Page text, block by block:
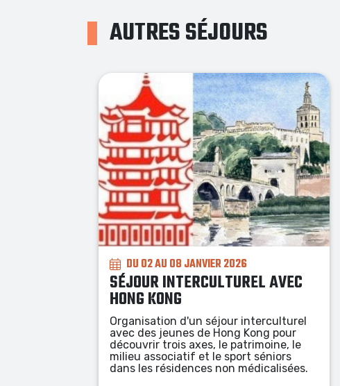
AUTRES SÉJOURS
DU 06 AU 26 JUILLET 2026 (ACTIVITÉS +
NUITÉES + PENSION COMPLÈTE)
LES COLONIES DU FESTIVAL
À la découverte du Festival Avignon et
Villeneuve en Scène, les jeunes
découvriront les places emblématiques
du centre ville, les pièces de théâtre,
iront à la rencontre des artistes et des